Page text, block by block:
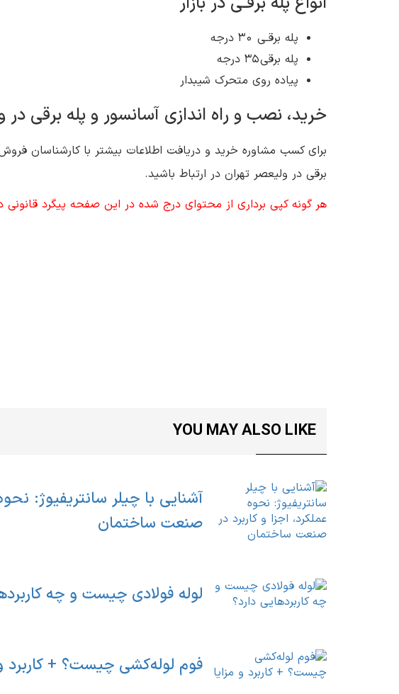
پله برقـی 30 درجه
پله برقی 35 درجه
پیاده روی متحرک شیبدار
خرید، نصب و راه اندازی آسانسور و پله برقی در
برای کسب مشاوره خرید و دریافت اطلاعات بیشتر با کارشناسان
برقی در ولیعصر تهران در ارتباط باشید.
هر گونه کپی برداری از محتوای درج شده در این صفحه پیگرد قانونی
YOU MAY ALSO LIKE
آشنایی با چیلر سانتریفیوژ:
صنعت ساختمان
لوله فولادی چیست و چه
فوم لوله‌کشی چیست؟ + کاربرد و